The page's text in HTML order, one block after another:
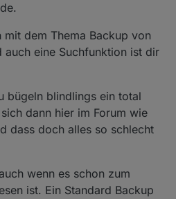
dem Thema Backup von
eine Suchfunktion ist dir
bügeln blindlings ein total
dann hier im Forum wie
dass doch alles so schlecht
wenn es schon zum
ist. Ein Standard Backup